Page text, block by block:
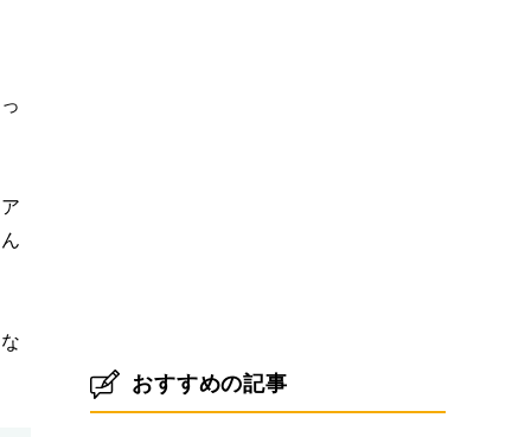
おすすめの記事